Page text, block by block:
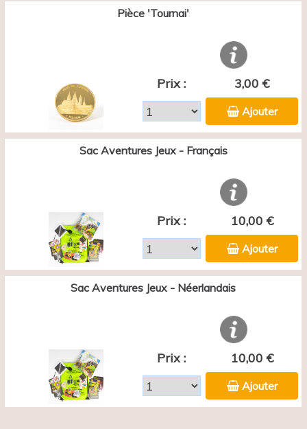
Pièce 'Tournai'
Prix : 3,00 €
Ajouter
Sac Aventures Jeux - Français
Prix : 10,00 €
Ajouter
Sac Aventures Jeux - Néerlandais
Prix : 10,00 €
Ajouter